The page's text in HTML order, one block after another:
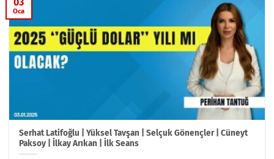
Serhat Latifoğlu | Yüksel Tavşan | Selçuk Gönençler | Cüneyt
Paksoy | İlkay Arıkan | İlk Seans
Oca